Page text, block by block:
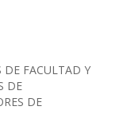
DE FACULTAD Y
DE
DE